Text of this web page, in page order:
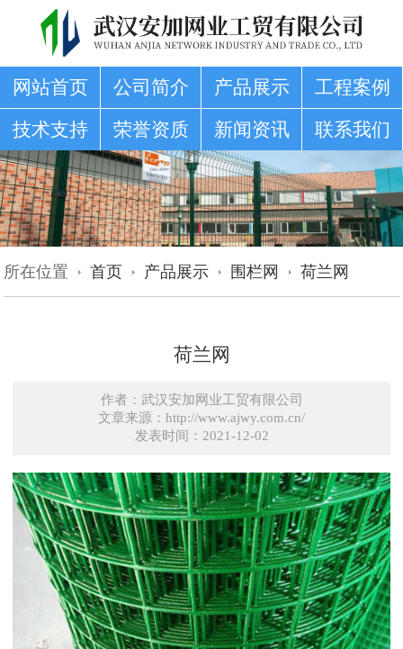
网站首页 公司简介 产品展示
工程案例
技术支持
荣誉资质 新闻资讯 联系我们
所在位置 首页 产品展示 围栏网 荷兰网
荷兰网
作者：武汉安加网业工贸有限公司
文章来源：http://www.ajwy.com.cn/
发表时间：2021-12-02